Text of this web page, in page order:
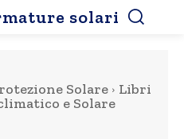
solari
Solare
Libri
e Solare